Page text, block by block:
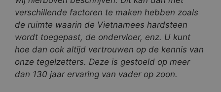
verschillende factoren te maken hebben zoals
de ruimte waarin de Vietnamees hardsteen
wordt toegepast, de ondervloer, enz. U kunt
hoe dan ook altijd vertrouwen op de kennis van
onze tegelzetters. Deze is gestoeld op meer
dan 130 jaar ervaring van vader op zoon.